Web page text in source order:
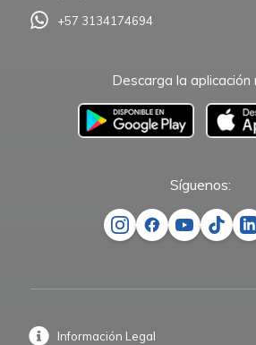
+57 3134174694
Descarga la aplicación
–
Síguenos:
Información Legal